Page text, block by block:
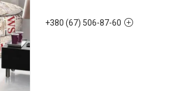
+380 (67) 506-87-60